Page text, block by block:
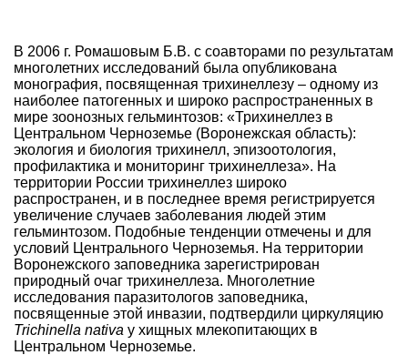
В 2006 г. Ромашовым Б.В. с соавторами по результатам
многолетних исследований была опубликована
монография, посвященная трихинеллезу – одному из
наиболее патогенных и широко распространенных в
мире зоонозных гельминтозов: «Трихинеллез в
Центральном Черноземье (Воронежская область):
экология и биология трихинелл, эпизоотология,
профилактика и мониторинг трихинеллеза». На
территории России трихинеллез широко
распространен, и в последнее время регистрируется
увеличение случаев заболевания людей этим
гельминтозом. Подобные тенденции отмечены и для
условий Центрального Черноземья. На территории
Воронежского заповедника зарегистрирован
природный очаг трихинеллеза. Многолетние
исследования паразитологов заповедника,
посвященные этой инвазии, подтвердили циркуляцию
Trichinella nativa у хищных млекопитающих в
Центральном Черноземье.